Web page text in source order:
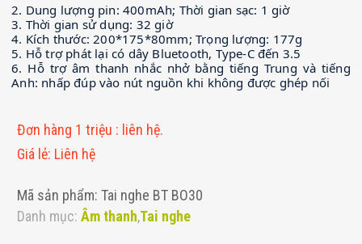
2. Dung lượng pin: 400mAh; Thời gian sạc: 1 giờ
3. Thời gian sử dụng: 32 giờ
4. Kích thước: 200*175*80mm; Trọng lượng: 177g
5. Hỗ trợ phát lại có dây Bluetooth, Type-C đến 3.5
6. Hỗ trợ âm thanh nhắc nhở bằng tiếng Trung và tiếng
Anh: nhấp đúp vào nút nguồn khi không được ghép nối
Đơn hàng 1 triệu : liên hệ.
Giá lẻ: Liên hệ
Mã sản phẩm: Tai nghe BT BO30
Danh mục:Âm thanh,Tai nghe